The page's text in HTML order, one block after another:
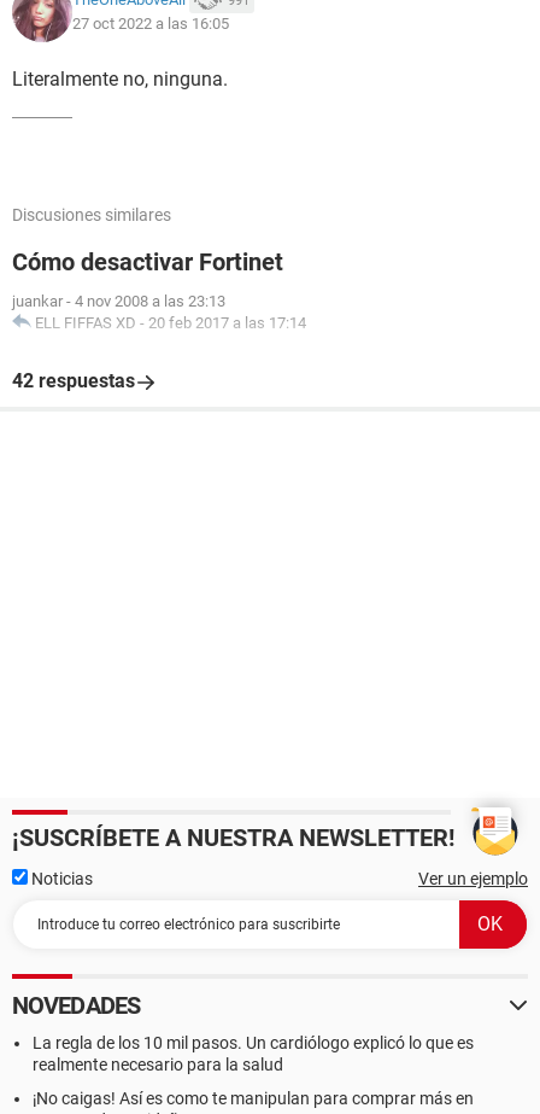
27 oct 2022 a las 16:05
Literalmente no, ninguna.
Discusiones similares
Cómo desactivar Fortinet
juankar - 4 nov 2008 a las 23:13
ELL FIFFAS XD - 20 feb 2017 a las 17:14
42 respuestas
¡SUSCRÍBETE A NUESTRA NEWSLETTER!
Noticias Ver un ejemplo
NOVEDADES
La regla de los 10 mil pasos. Un cardiólogo explicó lo que es
realmente necesario para la salud
¡No caigas! Así es como te manipulan para comprar más en